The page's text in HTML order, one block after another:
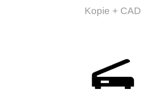
Kopie + CAD